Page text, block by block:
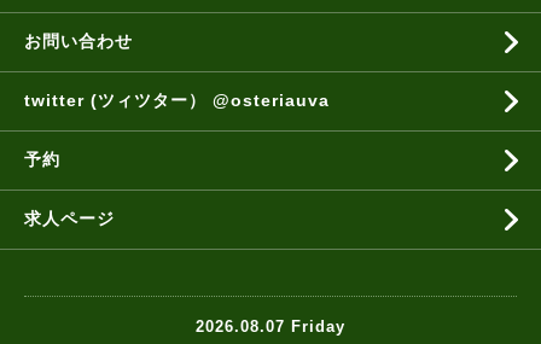
お問い合わせ
twitter (ツィツター） @osteriauva
予約
求人ページ
2026.08.07 Friday